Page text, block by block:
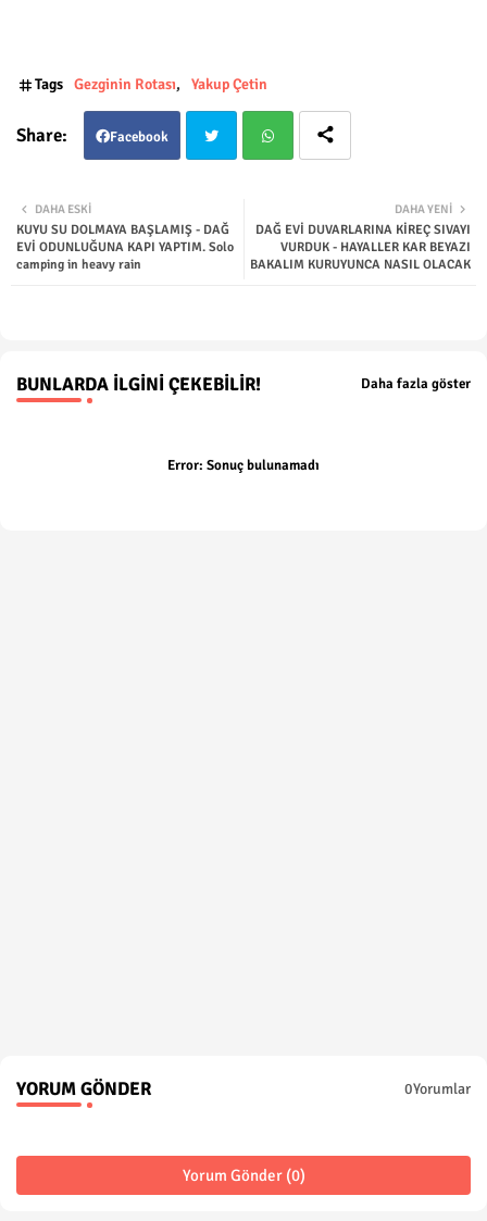
Tags Gezginin Rotası Yakup Çetin
Facebook
ter tsap
DAHA YENI
DAĞ EVİ DUVARLARINA KİREÇ SIVAYI
VURDUK - HAYALLER KAR BEYAZI
BAKALIM KURUYUNCA NASIL OLACAK
DAHA ESKI
KUYU SU DOLMAYA BAŞLAMIŞ - DAĞ
EVİ ODUNLUĞUNA KAPI YAPTIM. Solo
camping in heavy rain
BUNLARDA İLGINI ÇEKEBILIR! Daha fazla göster
Error: Sonuç bulunamadı
YORUM GÖNDER 0Yorumlar
Yorum Gönder (0)